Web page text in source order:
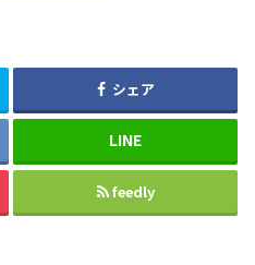
シェア
feedly